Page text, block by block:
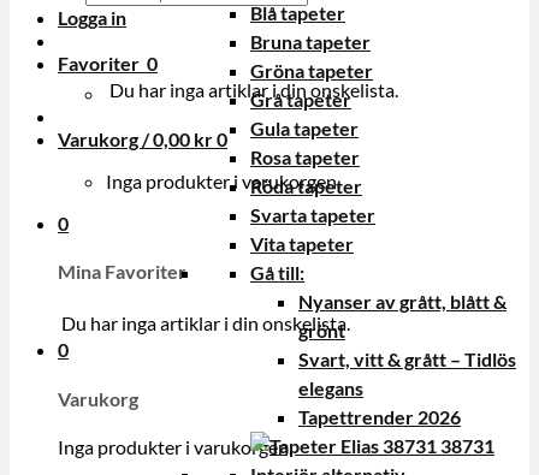
Logga in
Favoriter 0
Du har inga artiklar i din onskelista.
Varukorg /0,00 kr0
Inga produkter i varukorgen.
0
Mina Favoriter
Du har inga artiklar i din onskelista.
0
Varukorg
Inga produkter i varukorgen.
Blå tapeter
Bruna tapeter
Gröna tapeter
Grå tapeter
Gula tapeter
Rosa tapeter
Röda tapeter
Svarta tapeter
Vita tapeter
Gå till:
Nyanser av grått, blått &
grönt
Svart, vitt & grått – Tidlös
elegans
Tapettrender 2026